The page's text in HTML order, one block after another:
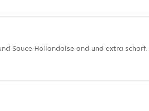
Sauce Hollandaise and und extra scharf.